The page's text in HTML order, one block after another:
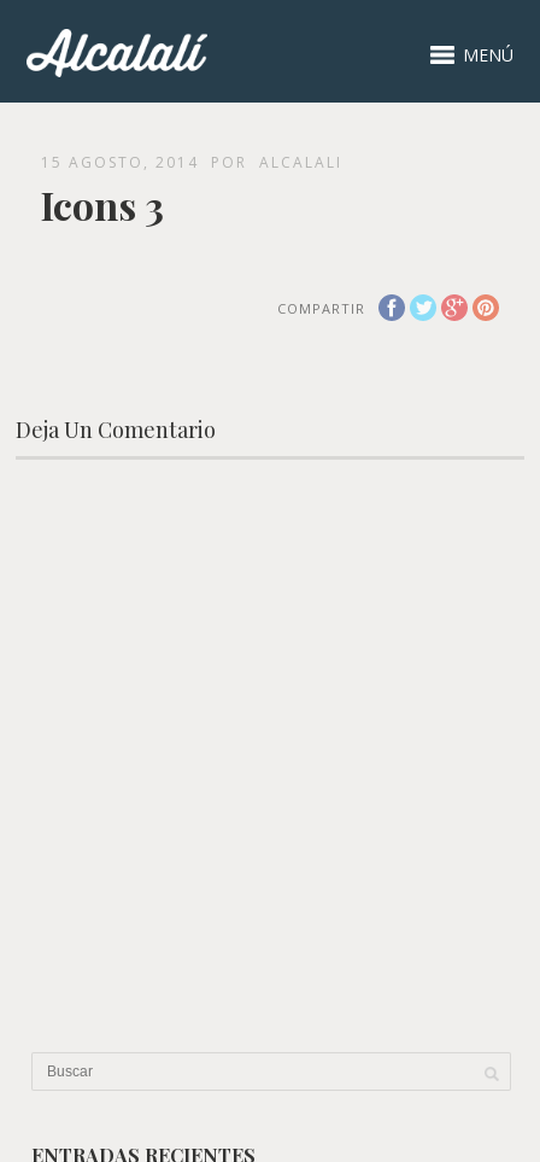
MENÚ
15 AGOSTO, 2014 POR ALCALALI
Icons 3
COMPARTIR
Deja Un Comentario
ENTRADAS RECIENTES